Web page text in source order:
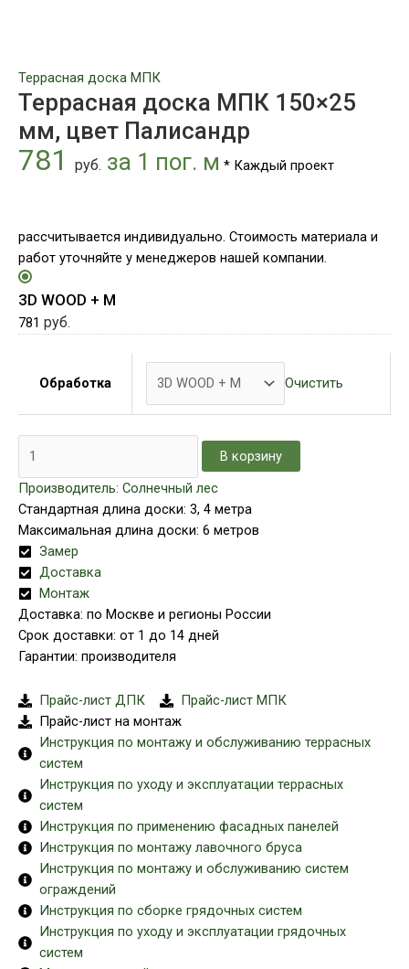
Террасная доска МПК
Террасная доска МПК 150×25
мм, цвет Палисандр
781 руб. за 1 пог. м * Каждый проект
рассчитывается индивидуально. Стоимость материала и
работ уточняйте у менеджеров нашей компании.
3D WOOD + М
781 руб.
Обработка Очистить
В корзину
Производитель: Солнечный лес
Стандартная длина доски: 3, 4 метра
Максимальная длина доски: 6 метров
Замер
Доставка
Монтаж
Доставка: по Москве и регионы России
Срок доставки: от 1 до 14 дней
Гарантии: производителя
Прайс-лист ДПК
Прайс-лист МПК
Прайс-лист на монтаж
Инструкция по монтажу и обслуживанию террасных
систем
Инструкция по уходу и эксплуатации террасных
систем
Инструкция по применению фасадных панелей
Инструкция по монтажу лавочного бруса
Инструкция по монтажу и обслуживанию систем
ограждений
Инструкция по сборке грядочных систем
Инструкция по уходу и эксплуатации грядочных
систем